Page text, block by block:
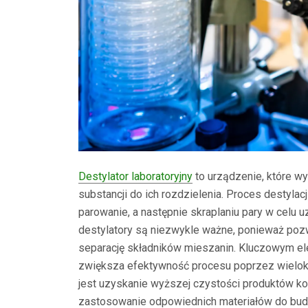
Destylator laboratoryjny to urządzenie, które
substancji do ich rozdzielenia. Proces
parowanie, a następnie skraplaniu pary w celu
destylatory są niezwykle ważne, ponieważ
separację składników mieszanin. Kluczowym
zwiększa efektywność procesu poprzez
jest uzyskanie wyższej czystości produktów
zastosowanie odpowiednich materiałów do